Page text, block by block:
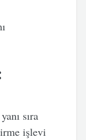
sıra
işlevi